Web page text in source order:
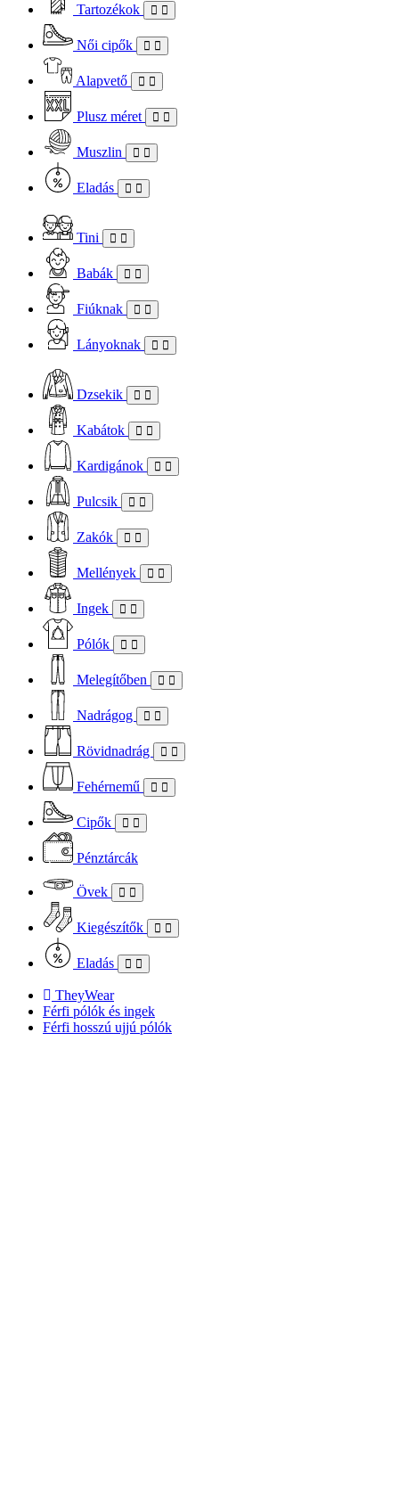
Tartozékok
Női cipők
Alapvető
Plusz méret
Muszlin
Eladás
Tini
Babák
Fiúknak
Lányoknak
Dzsekik
Kabátok
Kardigánok
Pulcsik
Zakók
Mellények
Ingek
Pólók
Melegítőben
Nadrágog
Rövidnadrág
Fehérnemű
Cipők
Pénztárcák
Övek
Kiegészítők
Eladás
TheyWear
Férfi pólók és ingek
Férfi hosszú ujjú pólók